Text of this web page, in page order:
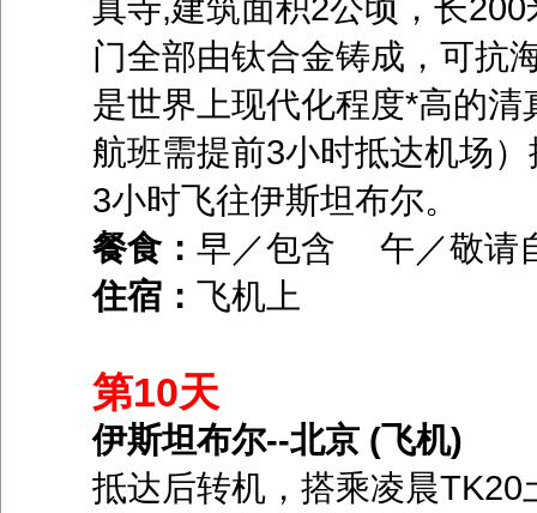
门全部由钛合金铸成，可抗
是世界上现代化程度*高的
航班需提前3小时抵达机场
3小时飞往伊斯坦布尔。
餐食： 早／包含 午／敬
住宿： 飞机上
第10天
伊斯坦布尔--北京 (飞机)
抵达后转机，搭乘凌晨